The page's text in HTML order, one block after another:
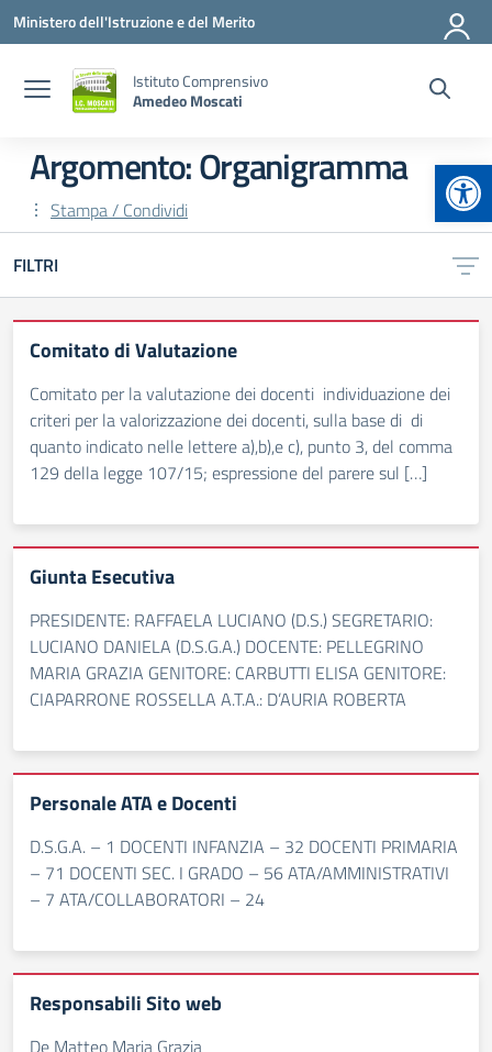
Vai ai contenuti
Vai al menu di navigazione
Vai al footer
Ministero dell'Istruzione e del Merito
Istituto Comprensivo
Amedeo Moscati
Argomento: Organigramma
Stampa / Condividi
FILTRI
Comitato di Valutazione
Comitato per la valutazione dei docenti individuazione dei
criteri per la valorizzazione dei docenti, sulla base di di
quanto indicato nelle lettere a),b),e c), punto 3, del comma
129 della legge 107/15; espressione del parere sul […]
Giunta Esecutiva
PRESIDENTE: RAFFAELA LUCIANO (D.S.) SEGRETARIO:
LUCIANO DANIELA (D.S.G.A.) DOCENTE: PELLEGRINO
MARIA GRAZIA GENITORE: CARBUTTI ELISA GENITORE:
CIAPARRONE ROSSELLA A.T.A.: D’AURIA ROBERTA
Personale ATA e Docenti
D.S.G.A. – 1 DOCENTI INFANZIA – 32 DOCENTI PRIMARIA
– 71 DOCENTI SEC. I GRADO – 56 ATA/AMMINISTRATIVI
– 7 ATA/COLLABORATORI – 24
Responsabili Sito web
De Matteo Maria Grazia